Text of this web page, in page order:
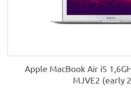
Apple MacBook Air i5
MJVE2 (early